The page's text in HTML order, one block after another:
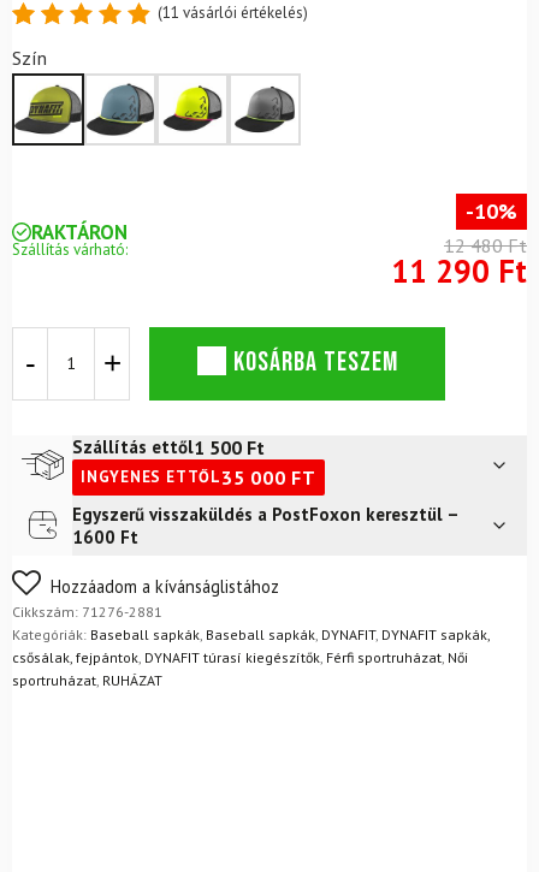
4.91
5-ből,
értékelés
alapján
(11 vásárlói értékelés)
Szín
RAKTÁRON
Szállítás várható:
-10%
12 480 Ft
11 290 Ft
sapka
Cap
Golden
Lime
mennyiség
KOSÁRBA TESZEM
Szállítás ettől1 500 Ft
INGYENES ETTŐL35 000 FT
Futár a címre2 400
FoxPost
Egyszerű visszaküldés a PostFoxon keresztül –
1600 Ft
Nem biztos a választásában? Semmi gond – a terméket
egyszerűen visszaküldheti 14 napon belül, indoklás nélkül.
Mik a visszaküldés feltételei?
Hozzáadom a kívánságlistához
Cikkszám: 71276-2881
Kategóriák: Baseball sapkák Baseball sapkák DYNAFIT, DYNAFIT sapkák,
csősálak, fejpántok DYNAFIT túrasí kiegészítők Férfi sportruházat Női
sportruházat RUHÁZAT